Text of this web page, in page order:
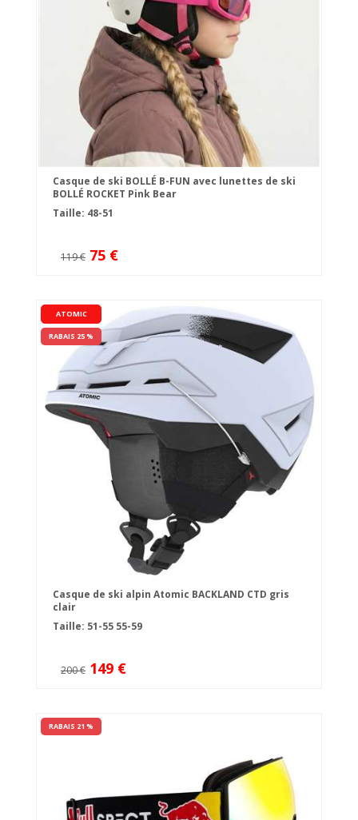
Casque de ski BOLLÉ B-FUN avec lunettes de ski
BOLLÉ ROCKET Pink Bear
Taille: 48-51
119 € 75 €
ATOMIC
RABAIS 25 %
Casque de ski alpin Atomic BACKLAND CTD gris
clair
Taille: 51-55 55-59
200 € 149 €
RABAIS 21 %